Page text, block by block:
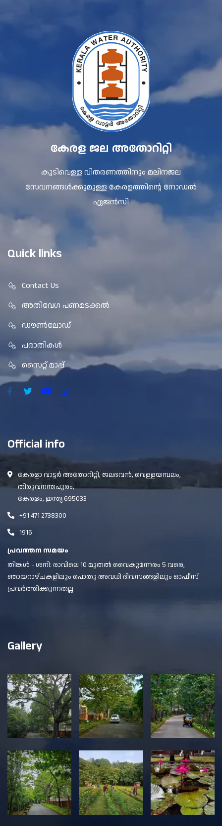
കേരള ജല അതോറിറ്റി
കുടിവെള്ള വിതരണത്തിനും മലിനജല
സേവനങ്ങൾക്കുമുള്ള കേരളത്തിന്റെ നോഡൽ
ഏജൻസി
Quick links
Contact Us
അതിവേഗ പണമടക്കൽ
ഡൗൺലോഡ്
പരാതികൾ
സൈറ്റ് മാപ്പ്
Official info
കേരളാ വാട്ടർ അതോറിറ്റി, ജലഭവൻ, വെള്ളയമ്പലം,
തിരുവനന്തപുരം,
കേരളം, ഇന്ത്യ 695033
+91 471 2738300
1916
പ്രവത്തന സമയം
തിങ്കൾ - ശനി: രാവിലെ 10 മുതൽ വൈകുന്നേരം 5 വരെ,
ഞായറാഴ്ചകളിലും പൊതു അവധി ദിവസങ്ങളിലും ഓഫീസ്
പ്രവർത്തിക്കുന്നതല്ല
Gallery